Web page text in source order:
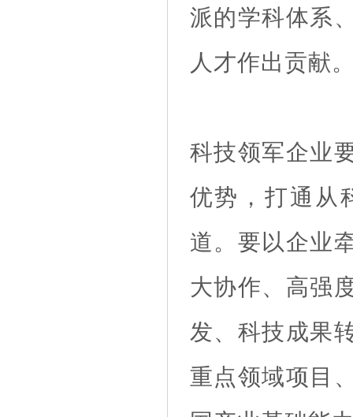
派的学科体系
人才作出贡
科技领军企业
优势，打通从
道。要以企业
大协作、高强
发、科技成果
重点领域项目